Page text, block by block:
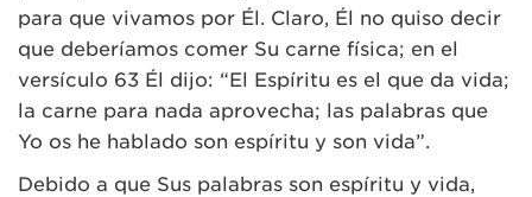
para que vivamos por Él. Claro, Él no quiso decir
que deberíamos comer Su carne física; en el
versículo 63 Él dijo: “El Espíritu es el que da vida;
la carne para nada aprovecha; las palabras que
Yo os he hablado son espíritu y son vida”.
Debido a que Sus palabras son espíritu y vida,